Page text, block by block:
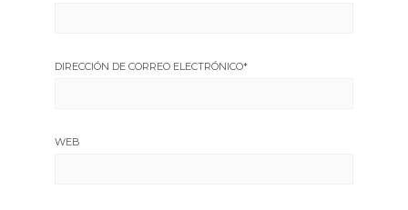
DIRECCIÓN DE CORREO ELECTRÓNICO*
WEB